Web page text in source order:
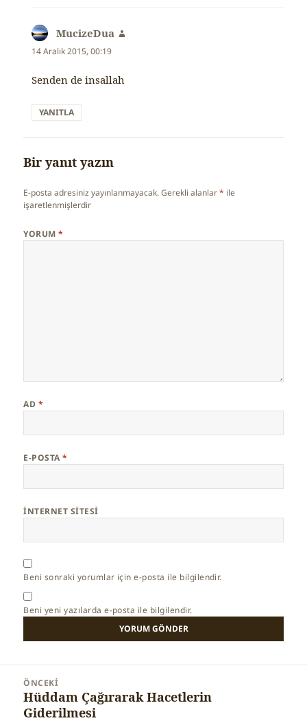
MucizeDua
14 Aralık 2015, 00:19
Senden de insallah
YANITLA
Bir yanıt yazın
E-posta adresiniz yayınlanmayacak. Gerekli alanlar* ile
işaretlenmişlerdir
YORUM*
AD *
E-POSTA*
İNTERNET SITESI
Beni sonraki yorumlar için e-posta ile bilgilendir.
Beni yeni yazılarda e-posta ile bilgilendir.
gezinmesi
ÖNCEKI
Önceki
yazı:
Hüddam Çağırarak Hacetlerin
Giderilmesi